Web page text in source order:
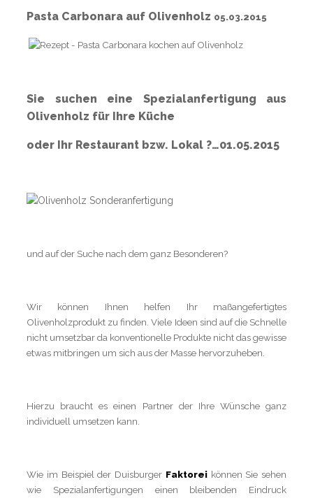
Pasta Carbonara auf Olivenholz 05.03.2015
Sie suchen eine Spezialanfertigung aus
Olivenholz für Ihre Küche
oder Ihr Restaurant bzw. Lokal ?…01.05.2015
und auf der Suche nach dem ganz Besonderen?
Wir können Ihnen helfen Ihr maßangefertigtes
Olivenholzprodukt zu finden. Viele Ideen sind auf die Schnelle
nicht umsetzbar da konventionelle Produkte nicht das gewisse
etwas mitbringen um sich aus der Masse hervorzuheben.
Hierzu braucht es einen Partner der Ihre Wünsche ganz
individuell umsetzen kann.
Wie im Beispiel der Duisburger Faktorei können Sie sehen
wie Spezialanfertigungen einen bleibenden Eindruck